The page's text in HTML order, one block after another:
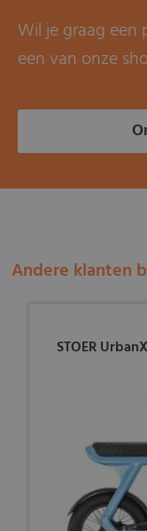
Wil je graag een
een van onze
Andere klanten
STOER